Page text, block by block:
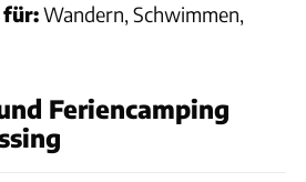
für:Wandern, Schwimmen,
Feriencamping